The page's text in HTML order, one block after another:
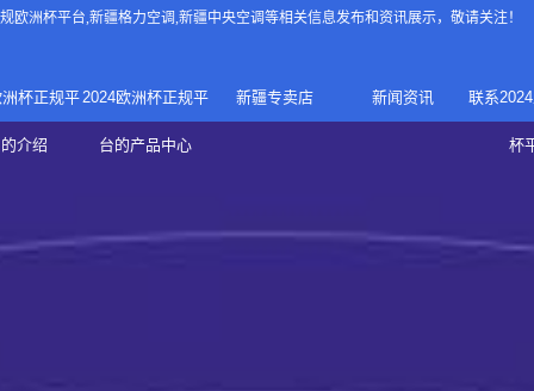
欧洲杯平台,新疆格力空调,新疆中央空调等相关信息发布和资讯展示，敬请关注！
杯正规平
介绍
正规欧洲
2024欧洲杯正规平
台的产品中心
家庭中央空调
家用空调
新疆专卖店 新闻资讯 联系
杯